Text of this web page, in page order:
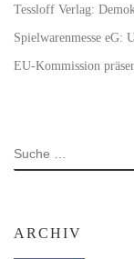
Tessloff Verlag:
Spielwarenmesse
EU-Kommission
SUCHE
ARCHIV